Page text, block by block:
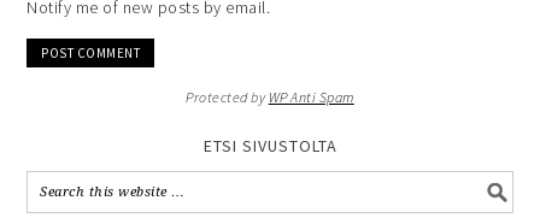
Notify me of new posts by email.
Protected by WP Anti Spam
ETSI SIVUSTOLTA